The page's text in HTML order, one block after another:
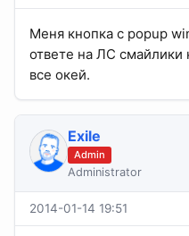
Меня кнопка с popup
ответе на ЛС смайлики
все окей.
Exile
Admin
Administrator
2014-01-14 19:51